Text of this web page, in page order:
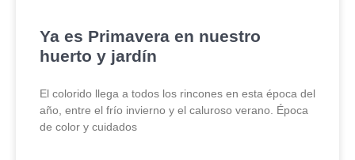
Ya es Primavera en nuestro
huerto y jardín
El colorido llega a todos los rincones en esta época del
año, entre el frío invierno y el caluroso verano. Época
de color y cuidados